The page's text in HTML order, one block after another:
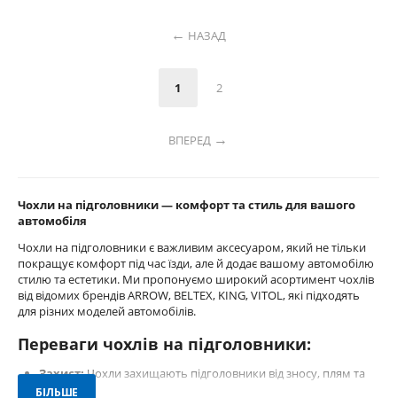
НАЗАД
1 2
ВПЕРЕД
Чохли на підголовники — комфорт та стиль для вашого
автомобіля
Чохли на підголовники є важливим аксесуаром, який не тільки
покращує комфорт під час їзди, але й додає вашому автомобілю
стилю та естетики. Ми пропонуємо широкий асортимент чохлів
від відомих брендів ARROW, BELTEX, KING, VITOL, які підходять
для різних моделей автомобілів.
Переваги чохлів на підголовники:
Захист:Чохли захищають підголовники від зносу, плям та
інших пошкоджень.
БІЛЬШЕ